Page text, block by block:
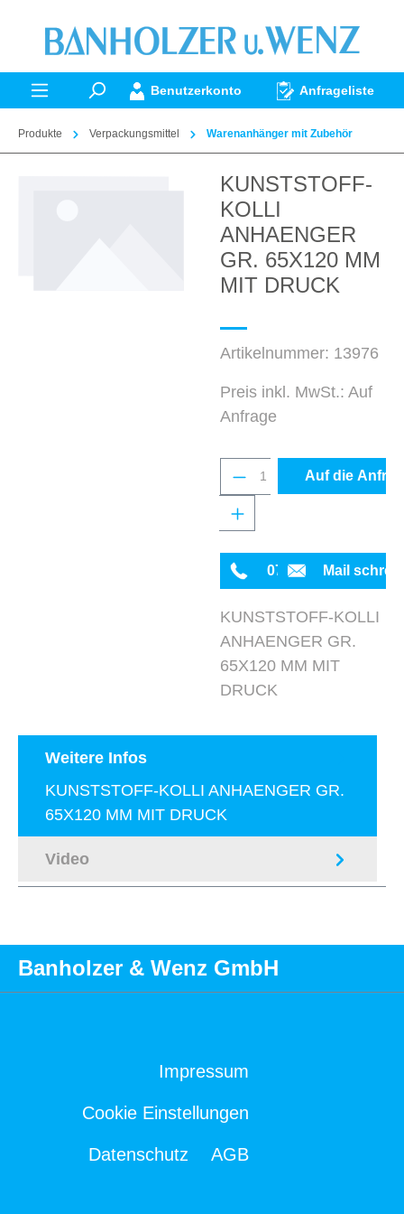
springen
Benutzerkonto Anfrageliste
Produkte Verpackungsmittel Warenanhänger mit Zubehör
KUNSTSTOFF-
KOLLI
ANHAENGER
GR. 65X120 MM
MIT DRUCK
Artikelnummer: 13976
Preis inkl. MwSt.: Auf
Anfrage
Produkt Anzahl:
Auf die
0711 342934-0
Mail
KUNSTSTOFF-KOLLI
ANHAENGER GR.
65X120 MM MIT
DRUCK
Weitere Infos
KUNSTSTOFF-KOLLI ANHAENGER GR.
65X120 MM MIT DRUCK
Video
Banholzer & Wenz GmbH
Impressum
Cookie Einstellungen
Datenschutz AGB